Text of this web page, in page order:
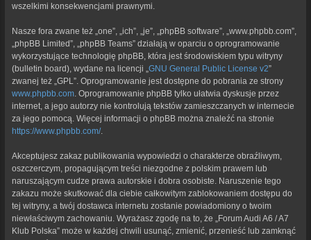
wszelkimi konsekwencjami prawnymi.
Nasze fora zwane też „one”, „ich”, „je”, „phpBB software”, „www.phpbb.com”,
„phpBB Limited”, „phpBB Teams” działają w oparciu o oprogramowanie
wykorzystujące technologię phpBB, która jest środowiskiem typu witryny
(bulletin board), wydane na licencji „ GNU General Public License v2”
zwanej też „GPL”. Oprogramowanie jest dostępne do pobrania ze strony
www.phpbb.com . Oprogramowanie phpBB tylko ułatwia dyskusje przez
internet, a jego autorzy nie kontrolują tekstów zamieszczanych w internecie
za jego pomocą. Więcej informacji o phpBB można znaleźć na stronie
https://www.phpbb.com/.
Akceptujesz zakaz publikowania wypowiedzi o charakterze obraźliwym,
oszczerczym, propagującym treści niezgodne z polskim prawem lub
naruszającym cudze prawa autorskie i dobra osobiste. Naruszenie tego
zakazu może skutkować dla ciebie całkowitym zablokowaniem dostępu do
tej witryny, a twój dostawca internetu zostanie powiadomiony o twoim
niewłaściwym zachowaniu. Wyrażasz zgodę na to, że „Forum Audi A6 / A7
Klub Polska” może w każdej chwili usunąć, zmienić, przenieść lub zamknąć